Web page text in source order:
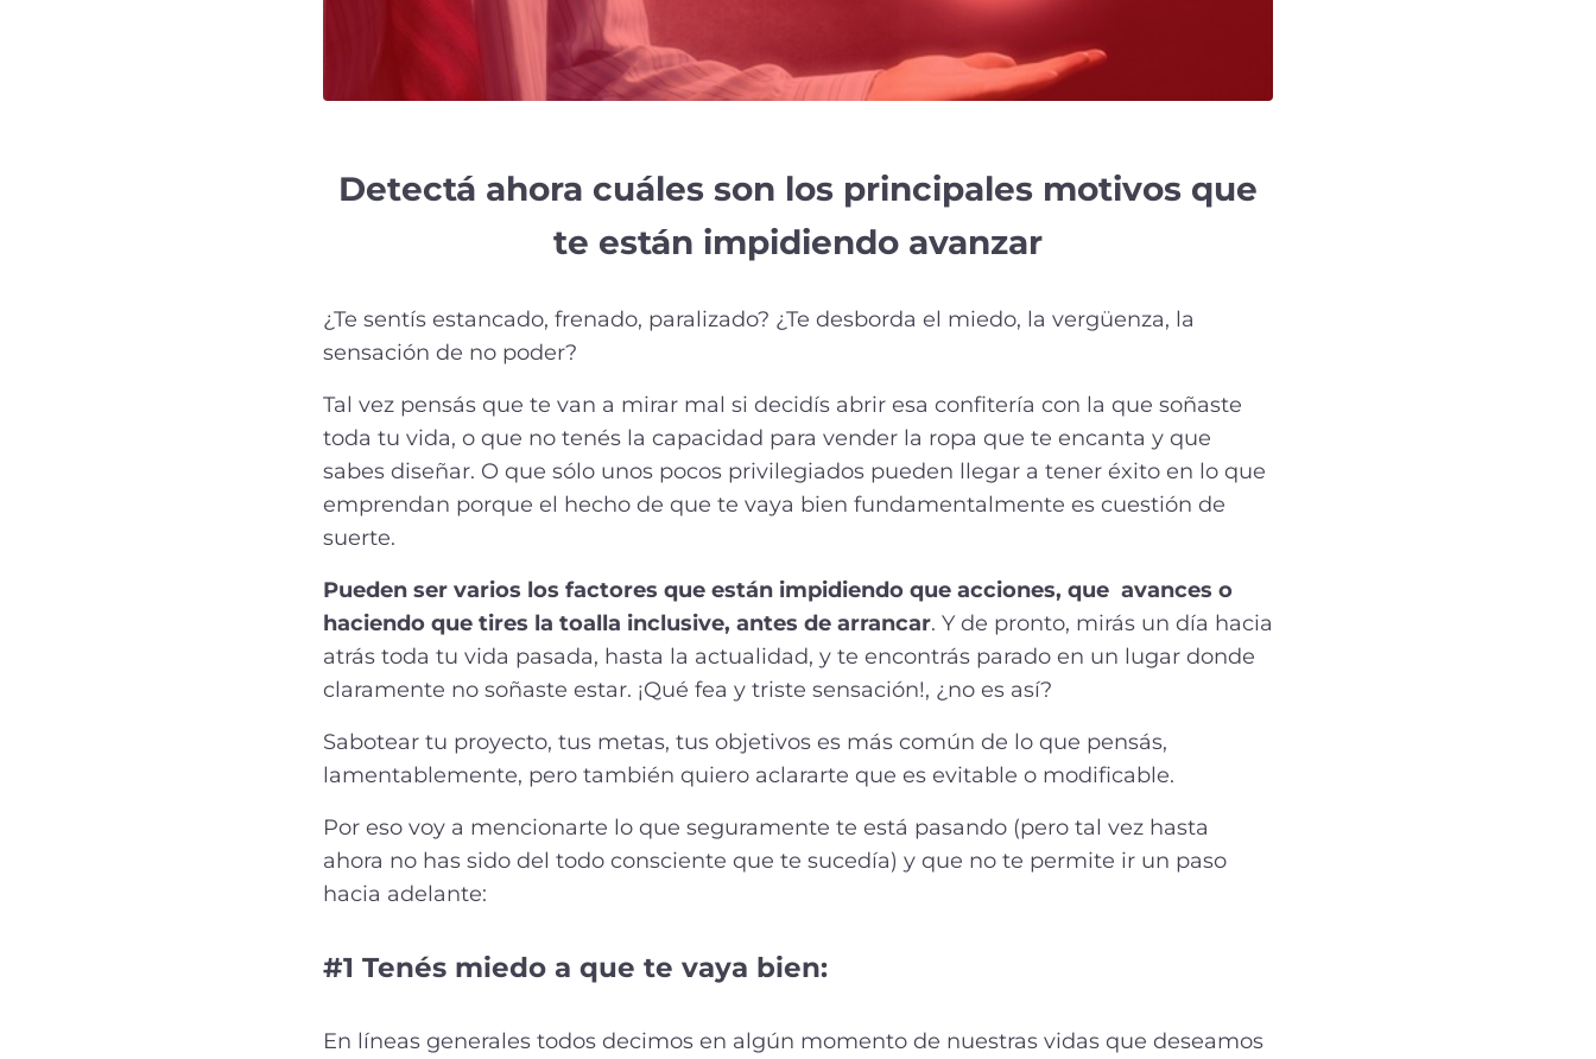
Detectá ahora cuáles son los principales motivos que
te están impidiendo avanzar
¿Te sentís estancado, frenado, paralizado? ¿Te desborda el miedo, la vergüenza, la
sensación de no poder?
Tal vez pensás que te van a mirar mal si decidís abrir esa confitería con la que soñaste
toda tu vida, o que no tenés la capacidad para vender la ropa que te encanta y que
sabes diseñar. O que sólo unos pocos privilegiados pueden llegar a tener éxito en lo que
emprendan porque el hecho de que te vaya bien fundamentalmente es cuestión de
suerte.
Pueden ser varios los factores que están impidiendo que acciones, que avances o
haciendo que tires la toalla inclusive, antes de arrancar. Y de pronto, mirás un día hacia
atrás toda tu vida pasada, hasta la actualidad, y te encontrás parado en un lugar donde
claramente no soñaste estar. ¡Qué fea y triste sensación!, ¿no es así?
Sabotear tu proyecto, tus metas, tus objetivos es más común de lo que pensás,
lamentablemente, pero también quiero aclararte que es evitable o modificable.
Por eso voy a mencionarte lo que seguramente te está pasando (pero tal vez hasta
ahora no has sido del todo consciente que te sucedía) y que no te permite ir un paso
hacia adelante:
#1 Tenés miedo a que te vaya bien:
En líneas generales todos decimos en algún momento de nuestras vidas que deseamos